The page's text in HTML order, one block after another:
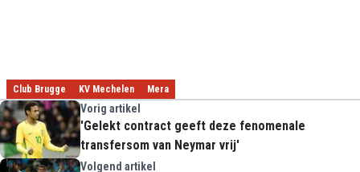
Club Brugge KV Mechelen Mera
Vorig artikel
'Gelekt contract geeft deze fenomenale
transfersom van Neymar vrij'
Volgend artikel